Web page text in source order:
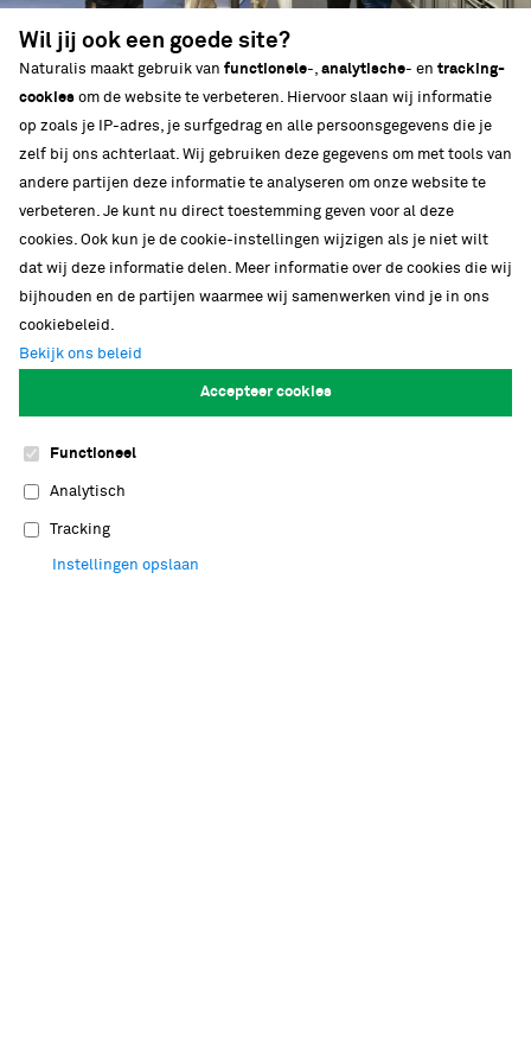
Groep 7 en 8: Workshop
BewIJstijd
Brr... koud!? In de laatste IJstijd was het pas koud!
Welke planten en dieren leefden toen en hoe
weten we dat? Je zoekt als een echte
paleontoloog naar bewijzen. Je ordent een bak
met gevonden fossielen en onderzoekt van welk
Lees meer
Wil jij ook een goede site?
Naturalis maakt gebruik van functionele-, analytische- en tracking-
cookies om de website te verbeteren. Hiervoor slaan wij informatie
op zoals je IP-adres, je surfgedrag en alle persoonsgegevens die je
zelf bij ons achterlaat. Wij gebruiken deze gegevens om met tools van
andere partijen deze informatie te analyseren om onze website te
verbeteren. Je kunt nu direct toestemming geven voor al deze
cookies. Ook kun je de cookie-instellingen wijzigen als je niet wilt
dat wij deze informatie delen. Meer informatie over de cookies die wij
bijhouden en de partijen waarmee wij samenwerken vind je in ons
cookiebeleid.
Bekijk ons beleid
Accepteer cookies
Functioneel
Analytisch
Tracking
Instellingen opslaan